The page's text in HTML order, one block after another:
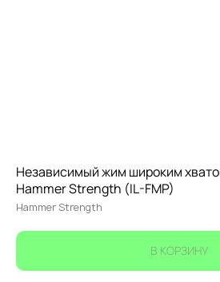
Независимый жим широким
Hammer Strength (IL-FMP)
Hammer Strength
В КОРЗИНУ